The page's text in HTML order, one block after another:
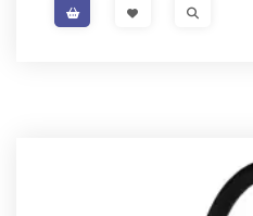
VISIT LINKVISIT LINK